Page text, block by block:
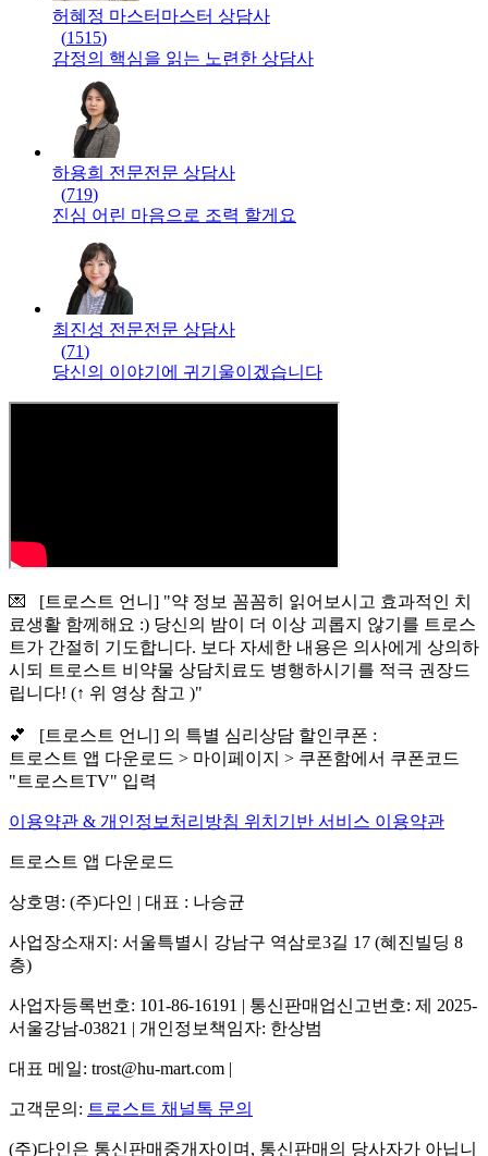
허혜정 마스터 마스터 상담사
(1515)
감정의 핵심을 읽는 노련한 상담사
하용희 전문전문 상담사
(719)
진심 어린 마음으로 조력 할게요
최진성 전문전문 상담사
(71)
당신의 이야기에 귀기울이겠습니다
💌 [트로스트 언니] "약 정보 꼼꼼히 읽어보시고 효과적인 치
료생활 함께해요 :) 당신의 밤이 더 이상 괴롭지 않기를 트로스
트가 간절히 기도합니다. 보다 자세한 내용은 의사에게 상의하
시되 트로스트 비약물 상담치료도 병행하시기를 적극 권장드
립니다! (↑ 위 영상 참고 )"
💕 [트로스트 언니] 의 특별 심리상담 할인쿠폰 :
트로스트 앱 다운로드 > 마이페이지 > 쿠폰함에서 쿠폰코드
"트로스트TV" 입력
이용약관 & 개인정보처리방침 위치기반 서비스 이용약관
트로스트 앱 다운로드
상호명: (주)다인 | 대표 : 나승균
사업장소재지: 서울특별시 강남구 역삼로3길 17 (혜진빌딩 8
층)
사업자등록번호: 101-86-16191 | 통신판매업신고번호: 제 2025-
서울강남-03821 | 개인정보책임자: 한상범
대표 메일: trost@hu-mart.com |
고객문의: 트로스트 채널톡 문의
(주)다인은 통신판매중개자이며, 통신판매의 당사자가 아닙니